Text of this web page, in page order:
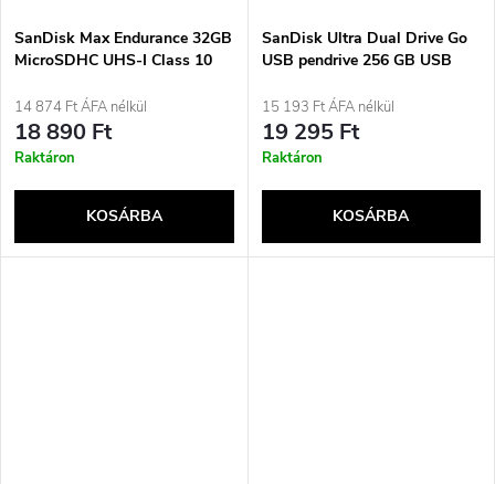
SanDisk Max Endurance 32GB
MicroSDHC UHS-I Class 10
14 874 Ft ÁFA nélkül
18 890 Ft
Raktáron
KOSÁRBA
SanDisk Ultra Dual Drive Go
USB pendrive 256 GB USB
1 (3.1 Gen 1) Fekete
15 193 Ft ÁFA nélkül
19 295 Ft
Raktáron
KOSÁRBA